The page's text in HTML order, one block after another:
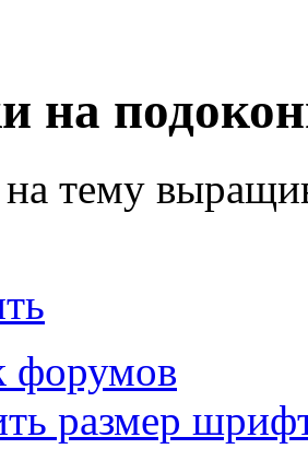
на
тему
форумов
размер